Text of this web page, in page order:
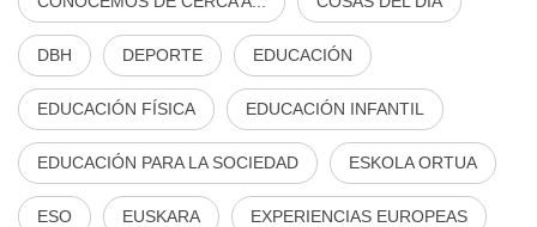
DBH DEPORTE EDUCACIÓN
EDUCACIÓN FÍSICA EDUCACIÓN INFANTIL
EDUCACIÓN PARA LA SOCIEDAD ESKOLA ORTUA
ESO EUSKARA EXPERIENCIAS EUROPEAS